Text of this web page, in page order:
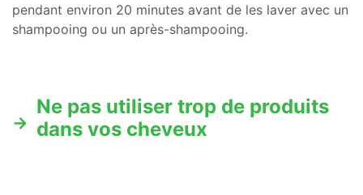
pendant environ 20 minutes avant de les laver avec un
shampooing ou un après-shampooing.
Ne pas utiliser trop de produits
dans vos cheveux